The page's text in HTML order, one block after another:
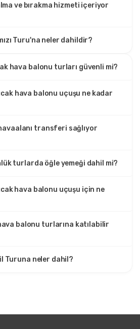
ve bırakma hizmeti içeriyor
Turu'na neler dahildir?
hava balonu turları güvenli mi?
hava balonu uçuşu ne kadar
transferi sağlıyor
turlarda öğle yemeği dahil mi?
hava balonu uçuşu için ne
balonu turlarına katılabilir
Turuna neler dahil?